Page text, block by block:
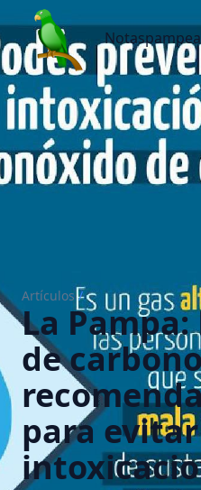
Notaspampeanas
Artículos /
La
de
para evitar